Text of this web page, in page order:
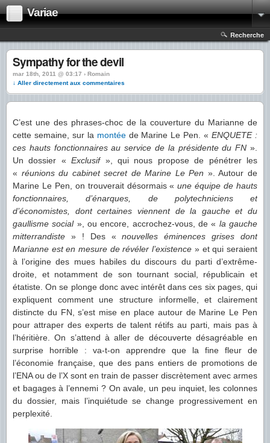
Variae
Recherche
Sympathy for the devil
mar 18th, 2011 @ 03:17 › Romain
↓ Aller directement aux commentaires
C’est une des phrases-choc de la couverture du Marianne de
cette semaine, sur la montéede Marine Le Pen. «ENQUETE :
ces hauts fonctionnaires au service de la présidente du FN ».
Un dossier « Exclusif », qui nous propose de pénétrer les
« réunions du cabinet secret de Marine Le Pen ». Autour de
Marine Le Pen, on trouverait désormais «une équipe de hauts
fonctionnaires, d’énarques, de polytechniciens et
d’économistes, dont certaines viennent de la gauche et du
gaullisme social», ou encore, accrochez-vous, de « la gauche
mitterrandiste » ! Des «nouvelles éminences grises dont
Marianne est en mesure de révéler l’existence » et qui seraient
à l’origine des mues habiles du discours du parti d’extrême-
droite, et notamment de son tournant social, républicain et
étatiste. On se plonge donc avec intérêt dans ces six pages, qui
expliquent comment une structure informelle, et clairement
distincte du FN, s’est mise en place autour de Marine Le Pen
pour attraper des experts de talent rétifs au parti, mais pas à
l’héritière. On s’attend à aller de découverte désagréable en
surprise horrible : va-t-on apprendre que la fine fleur de
l’économie française, que des pans entiers de promotions de
l’ENA ou de l’X sont en train de passer discrètement avec armes
et bagages à l’ennemi ? On avale, un peu inquiet, les colonnes
du dossier, mais l’inquiétude se change progressivement en
perplexité.